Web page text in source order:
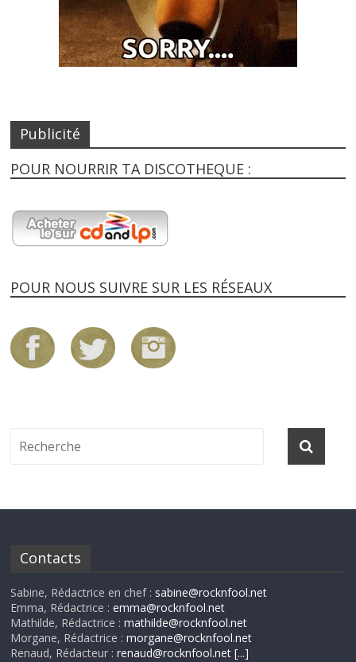
Publicité
POUR NOURRIR TA DISCOTHEQUE :
POUR NOUS SUIVRE SUR LES RÉSEAUX
Contacts
Sabine, Rédactrice en chef : sabine@rocknfool.net
Emma, Rédactrice :emma@rocknfool.net
Mathilde, Rédactrice :mathilde@rocknfool.net
Morgane, Rédactrice :morgane@rocknfool.net
Renaud, Rédacteur :renaud@rocknfool.net [...]